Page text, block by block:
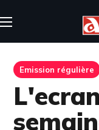
Emission régulière